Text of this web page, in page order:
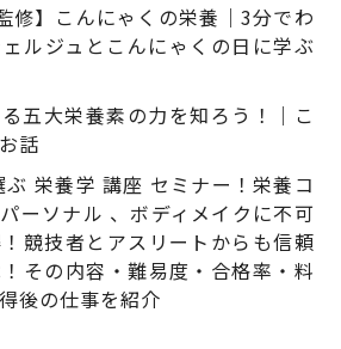
修】こんにゃくの栄養｜3分でわ
ルジュとこんにゃくの日に学ぶ
五大栄養素の力を知ろう！｜こ
話
ぶ 栄養学 講座 セミナー！栄養コ
ーソナル 、ボディメイクに不可
競技者とアスリートからも信頼
その内容・難易度・合格率・料
後の仕事を紹介